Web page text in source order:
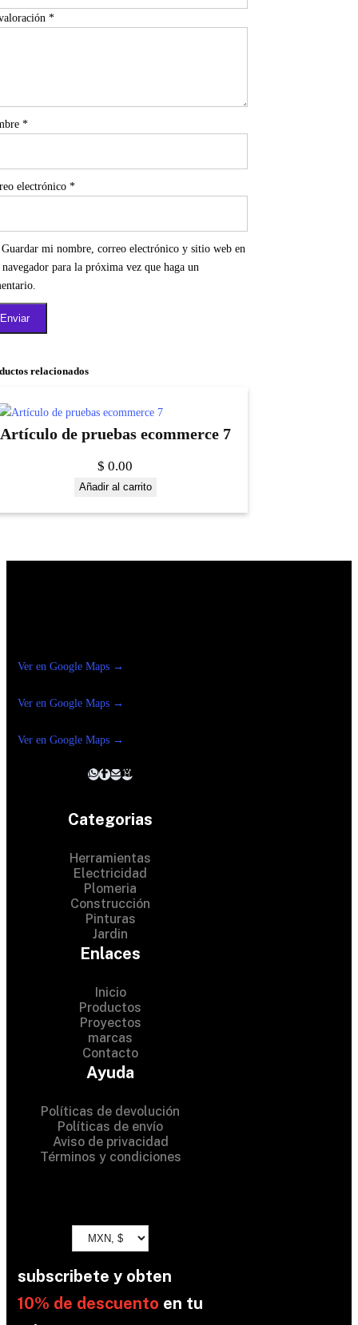
*
*
electrónico *
Guardar mi nombre, correo electrónico y sitio web en
navegador para la próxima vez que haga un
relacionados
Artículo de pruebas ecommerce 7
$ 0.00
Añadir al carrito
Ver en Google Maps →
Ver en Google Maps →
Ver en Google Maps →
Categorias
Herramientas
Electricidad
Plomeria
Construcción
Pinturas
Jardin
Enlaces
Inicio
Productos
Proyectos
marcas
Contacto
Ayuda
Políticas de devolución
Políticas de envío
Aviso de privacidad
Términos y condiciones
subscribete y obten
10% de descuento en tu